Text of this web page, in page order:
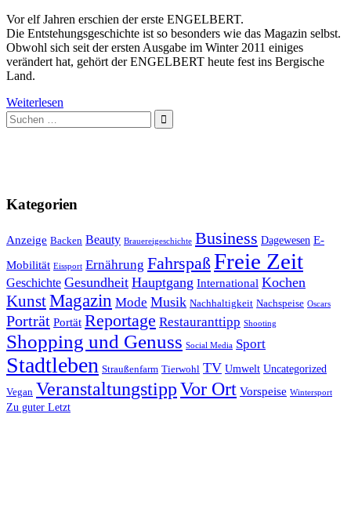
Vor elf Jahren erschien der erste ENGELBERT.
Die Entstehungsgeschichte ist so besonders wie das Magazin selbst.
Obwohl sich seit der ersten Ausgabe im Winter 2011 einiges
verändert hat, gehört der ENGELBERT heute fest ins Bergische
Land.
Weiterlesen
Suche
nach:
Kategorien
Anzeige Backen Beauty Brauereigeschichte Business Dagewesen E-
Mobilität Eissport Ernährung FahrspaßFreie Zeit
Geschichte Gesundheit Hauptgang International Kochen
KunstMagazin Mode Musik Nachhaltigkeit Nachspeise Oscars
Porträt Portät Reportage Restauranttipp Shooting
Shopping und Genuss Social Media Sport
Stadtleben Straußenfarm Tierwohl TV Umwelt Uncategorized
Vegan VeranstaltungstippVor Ort Vorspeise Wintersport
Zu guter Letzt